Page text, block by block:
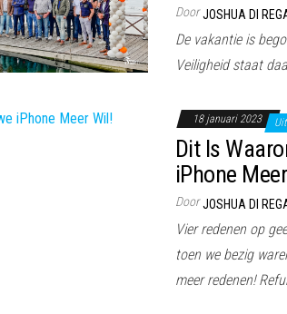
Door JOSHUA DI
De vakantie is
Veiligheid staat
18 januari 2023 Uit
Dit Is
iPhone
Door JOSHUA DI
Vier redenen op
toen we bezig
meer redenen!